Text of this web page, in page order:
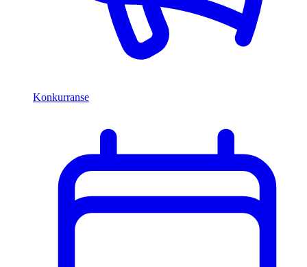
Konkurranse